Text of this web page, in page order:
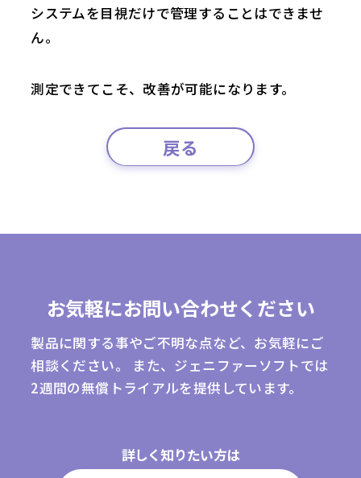
システムを目視だけで管理することはできませ
ん。
測定できてこそ、改善が可能になります。
戻る
お気軽にお問い合わせください
製品に関する事やご不明な点など、お気軽にご
相談ください。
また、ジェニファーソフトでは
2週間の無償トライアルを提供しています。
詳しく知りたい方は